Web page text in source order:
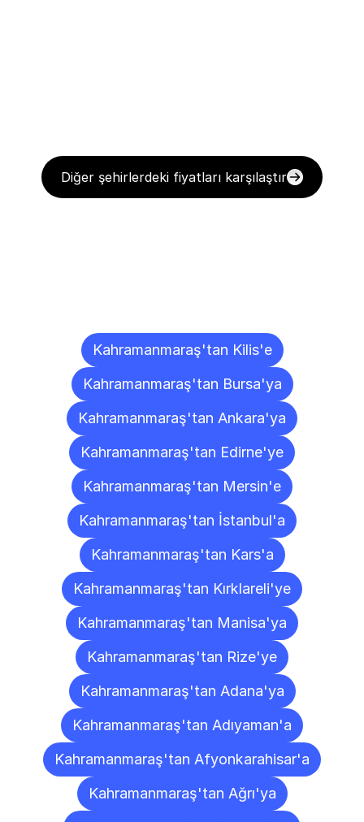
Diğer şehirlerdeki fiyatları karşılaştır
Kahramanmaraş'tan Kilis'e
Kahramanmaraş'tan Bursa'ya
Kahramanmaraş'tan Ankara'ya
Kahramanmaraş'tan Edirne'ye
Kahramanmaraş'tan Mersin'e
Kahramanmaraş'tan İstanbul'a
Kahramanmaraş'tan Kars'a
Kahramanmaraş'tan Kırklareli'ye
Kahramanmaraş'tan Manisa'ya
Kahramanmaraş'tan Rize'ye
Kahramanmaraş'tan Adana'ya
Kahramanmaraş'tan Adıyaman'a
Kahramanmaraş'tan Afyonkarahisar'a
Kahramanmaraş'tan Ağrı'ya